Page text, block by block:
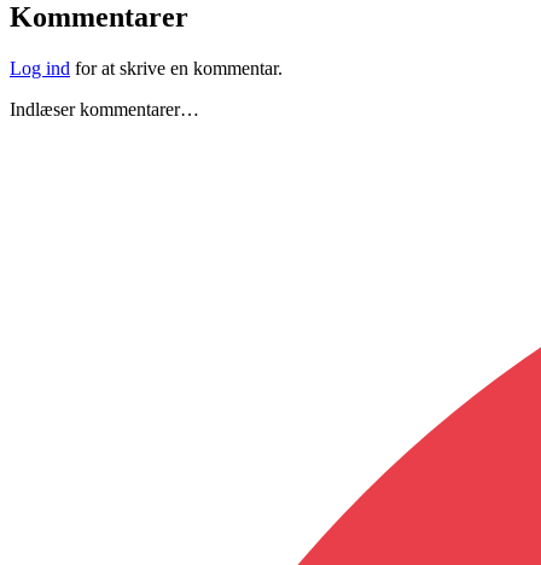
Kommentarer
Log ind for at skrive en kommentar.
Indlæser kommentarer…